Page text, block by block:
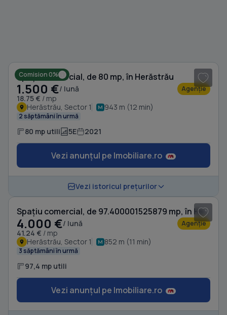
Comision 0%
Spațiu comercial, de 80 mp, în Herăstrău
1.500 €/ lună
18.75 € / mp
Agenție
Herăstrău, Sector 1 943 m (12 min)
2 săptămâni în urmă
80 mp utili 5E 2021
Vezi anunțul pe Imobiliare.ro
Vezi istoricul prețurilor
Spațiu comercial, de 97.400001525879 mp, în Herăstrău
4.000 €/ lună
41.24 € / mp
Agenție
Herăstrău, Sector 1 852 m (11 min)
3 săptămâni în urmă
97,4 mp utili
Vezi anunțul pe Imobiliare.ro